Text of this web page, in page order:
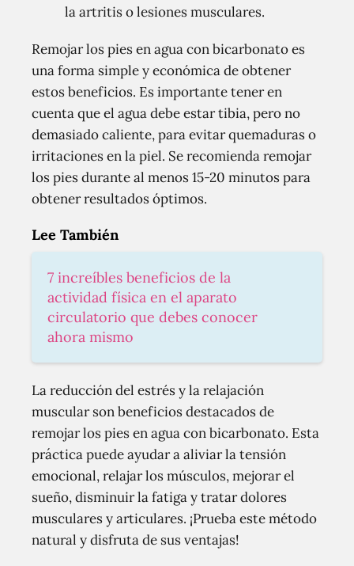
la artritis o lesiones musculares.
Remojar los pies en agua con bicarbonato es
una forma simple y económica de obtener
estos beneficios. Es importante tener en
cuenta que el agua debe estar tibia, pero no
demasiado caliente, para evitar quemaduras o
irritaciones en la piel. Se recomienda remojar
los pies durante al menos 15-20 minutos para
obtener resultados óptimos.
Lee También
7 increíbles beneficios de la
actividad física en el aparato
circulatorio que debes conocer
ahora mismo
La reducción del estrés y la relajación
muscular son beneficios destacados de
remojar los pies en agua con bicarbonato. Esta
práctica puede ayudar a aliviar la tensión
emocional, relajar los músculos, mejorar el
sueño, disminuir la fatiga y tratar dolores
musculares y articulares. ¡Prueba este método
natural y disfruta de sus ventajas!